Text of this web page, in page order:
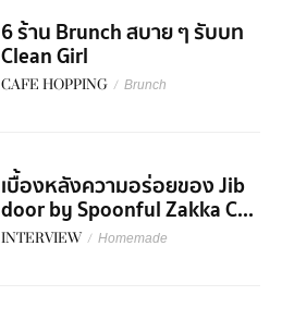
6 ร้าน Brunch สบาย ๆ รับบท
Clean Girl
CAFE HOPPING / Brunch
เบื้องหลังความอร่อยของ Jib
door by Spoonful Zakka C...
INTERVIEW / Homemade